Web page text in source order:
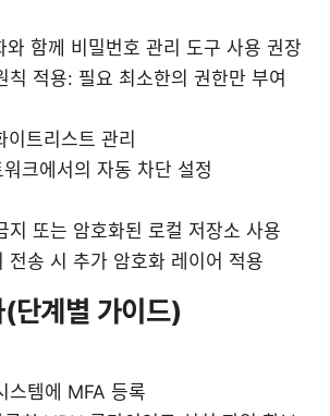
와 함께 비밀번호 관리 도구 사용 권장
칙 적용: 필요 최소한의 권한만 부여
이트리스트 관리
크에서의 자동 차단 설정
지 또는 암호화된 로컬 저장소 사용
전송 시 추가 암호화 레이어 적용
단계별 가이드)
스템에 MFA 등록